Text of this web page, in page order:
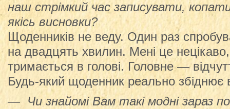
наш стрімкий час записувати,
якісь висновки?
Щоденників не веду. Один раз
на двадцять хвилин. Мені це
тримається в голові. Головне —
Будь-який щоденник реально збіднює
— Чи знайомі Вам такі модні зараз